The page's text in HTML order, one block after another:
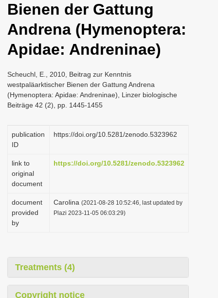
a
i
g
t
i
Bienen der Gattung
Andrena (Hymenoptera:
Apidae: Andreninae)
Scheuchl, E., 2010, Beitrag zur Kenntnis
westpaläarktischer Bienen der Gattung Andrena
(Hymenoptera: Apidae: Andreninae), Linzer biologische
Beiträge 42 (2), pp. 1445-1455
publication
ID
https://doi.org/10.5281/zenodo.5323962
link to
original
document
https://doi.org/10.5281/zenodo.5323962
document
provided
by
Carolina (2021-08-28 10:52:46, last updated by
Plazi 2023-11-05 06:03:29)
Treatments (4)
Copyright notice